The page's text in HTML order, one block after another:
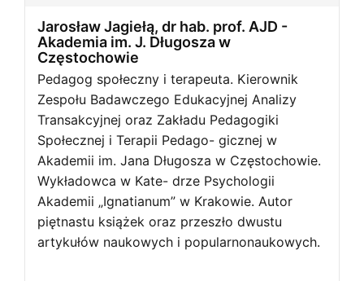
Jarosław Jagiełą, dr hab. prof. AJD -
Akademia im. J. Długosza w
Częstochowie
Pedagog społeczny i terapeuta. Kierownik
Zespołu Badawczego Edukacyjnej Analizy
Transakcyjnej oraz Zakładu Pedagogiki
Społecznej i Terapii Pedago- gicznej w
Akademii im. Jana Długosza w Częstochowie.
Wykładowca w Kate- drze Psychologii
Akademii „Ignatianum” w Krakowie. Autor
piętnastu książek oraz przeszło dwustu
artykułów naukowych i popularnonaukowych.